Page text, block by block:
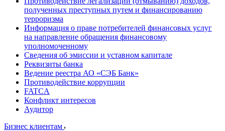
полученных преступных путем и финансированию
терроризма
Информация о праве потребителей финансовых услуг
на направление обращения финансовому
уполномоченному
Сведения об эмиссии и уставном капитале
Реквизиты банка
Ведение реестра АО «СЭБ Банк»
Противодействие коррупции
FATCA
Конфликт интересов
Аудитор
Бизнес клиентам